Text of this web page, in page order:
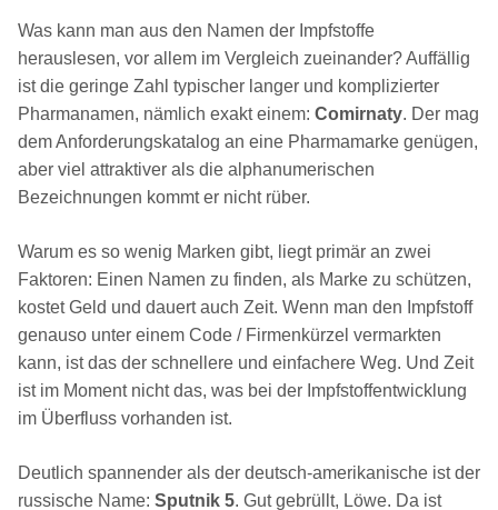
Was kann man aus den Namen der Impfstoffe
herauslesen, vor allem im Vergleich zueinander? Auffällig
ist die geringe Zahl typischer langer und komplizierter
Pharmanamen, nämlich exakt einem: Comirnaty. Der mag
dem Anforderungskatalog an eine Pharmamarke genügen,
aber viel attraktiver als die alphanumerischen
Bezeichnungen kommt er nicht rüber.
Warum es so wenig Marken gibt, liegt primär an zwei
Faktoren: Einen Namen zu finden, als Marke zu schützen,
kostet Geld und dauert auch Zeit. Wenn man den Impfstoff
genauso unter einem Code / Firmenkürzel vermarkten
kann, ist das der schnellere und einfachere Weg. Und Zeit
ist im Moment nicht das, was bei der Impfstoffentwicklung
im Überfluss vorhanden ist.
Deutlich spannender als der deutsch-amerikanische ist der
russische Name: Sputnik 5. Gut gebrüllt, Löwe. Da ist